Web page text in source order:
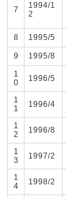
7
1994/1
2
8 1995/5
9 1995/8
1
0
1996/5
1
1
1996/4
1
2
1996/8
1
3
1997/2
1
4
1998/2